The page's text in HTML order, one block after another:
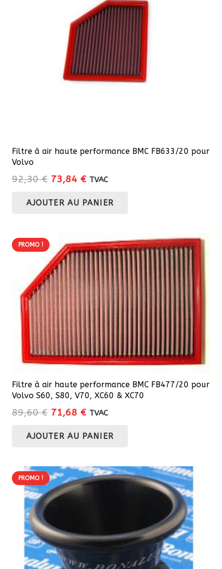
Filtre à air haute performance BMC FB633/20 pour
Volvo
92,30€ Le
initial
73,84 €Le
actuel
TVAC
AJOUTER AU PANIER
PROMO !
Filtre à air haute performance BMC FB477/20 pour
Volvo S60, S80, V70, XC60 & XC70
89,60€ Le
initial
89,60 €.
71,68 €Le
actuel
71,68 €.
TVAC
AJOUTER AU PANIER
PROMO !